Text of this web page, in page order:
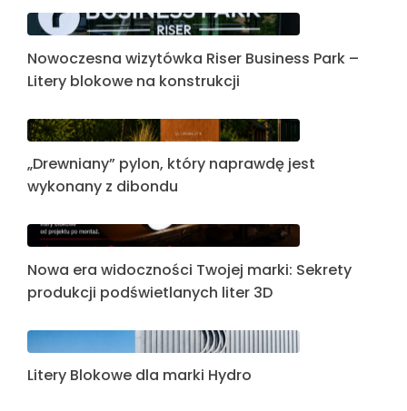
Nowoczesna wizytówka Riser Business Park –
Litery blokowe na konstrukcji
„Drewniany” pylon, który naprawdę jest
wykonany z dibondu
Nowa era widoczności Twojej marki: Sekrety
produkcji podświetlanych liter 3D
Litery Blokowe dla marki Hydro